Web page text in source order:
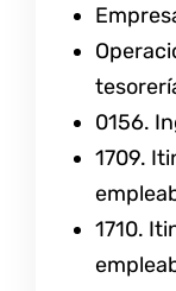
0156.
1709.
1710.